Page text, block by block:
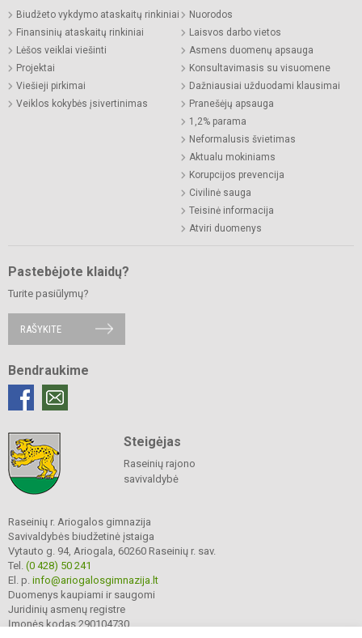
Biudžeto vykdymo ataskaitų rinkiniai
Finansinių ataskaitų rinkiniai
Lėšos veiklai viešinti
Projektai
Viešieji pirkimai
Veiklos kokybės įsivertinimas
Nuorodos
Laisvos darbo vietos
Asmens duomenų apsauga
Konsultavimasis su visuomene
Dažniausiai užduodami klausimai
Pranešėjų apsauga
1,2% parama
Neformalusis švietimas
Aktualu mokiniams
Korupcijos prevencija
Civilinė sauga
Teisinė informacija
Atviri duomenys
Pastebėjote klaidų?
Turite pasiūlymų?
RAŠYKITE
Bendraukime
Steigėjas
Raseinių rajono
savivaldybė
Raseinių r. Ariogalos gimnazija
Savivaldybės biudžetinė įstaiga
Vytauto g. 94, Ariogala, 60260 Raseinių r. sav.
Tel. (0 428) 50 241
El. p. info@ariogalosgimnazija.lt
Duomenys kaupiami ir saugomi
Juridinių asmenų registre
Įmonės kodas 290104730